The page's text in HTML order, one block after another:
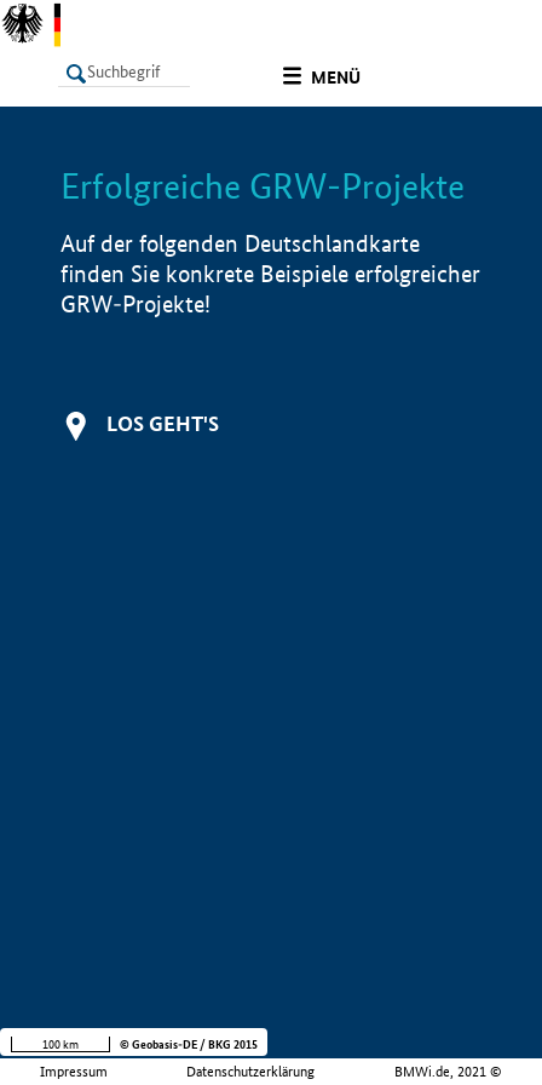
MENÜ
LISTE Info
Erfolgreiche GRW-Projekte
Auf der folgenden Deutschlandkarte
finden Sie konkrete Beispiele erfolgreicher
GRW-Projekte!
LOS GEHT'S
Impressum Datenschutzerklärung BMWi.de, 2021 ©
100 km © Geobasis-DE / BKG 2015